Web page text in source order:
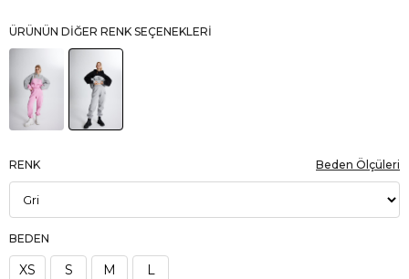
ÜRÜNÜN DIĞER RENK SEÇENEKLERI
RENK
BEDEN
XS S M L
Beden Ölçüleri